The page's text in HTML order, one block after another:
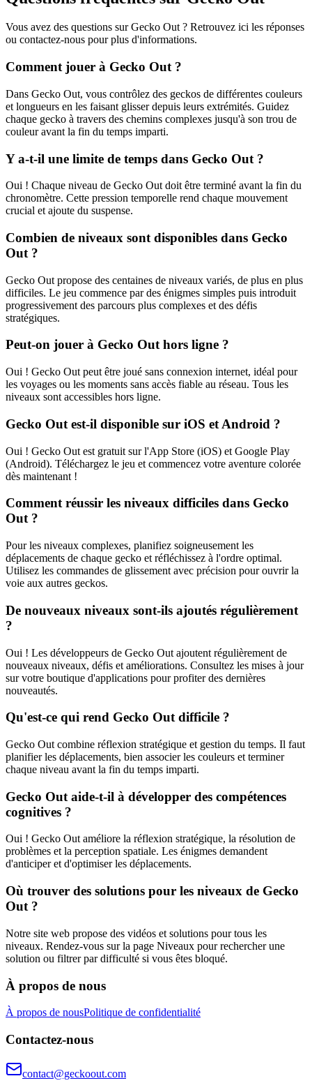
Vous avez des questions sur Gecko Out ? Retrouvez ici les réponses
ou contactez-nous pour plus d'informations.
Comment jouer à Gecko Out ?
Dans Gecko Out, vous contrôlez des geckos de différentes couleurs
et longueurs en les faisant glisser depuis leurs extrémités. Guidez
chaque gecko à travers des chemins complexes jusqu'à son trou de
couleur avant la fin du temps imparti.
Y a-t-il une limite de temps dans Gecko Out ?
Oui ! Chaque niveau de Gecko Out doit être terminé avant la fin du
chronomètre. Cette pression temporelle rend chaque mouvement
crucial et ajoute du suspense.
Combien de niveaux sont disponibles dans Gecko
Out ?
Gecko Out propose des centaines de niveaux variés, de plus en plus
difficiles. Le jeu commence par des énigmes simples puis introduit
progressivement des parcours plus complexes et des défis
stratégiques.
Peut-on jouer à Gecko Out hors ligne ?
Oui ! Gecko Out peut être joué sans connexion internet, idéal pour
les voyages ou les moments sans accès fiable au réseau. Tous les
niveaux sont accessibles hors ligne.
Gecko Out est-il disponible sur iOS et Android ?
Oui ! Gecko Out est gratuit sur l'App Store (iOS) et Google Play
(Android). Téléchargez le jeu et commencez votre aventure colorée
dès maintenant !
Comment réussir les niveaux difficiles dans Gecko
Out ?
Pour les niveaux complexes, planifiez soigneusement les
déplacements de chaque gecko et réfléchissez à l'ordre optimal.
Utilisez les commandes de glissement avec précision pour ouvrir la
voie aux autres geckos.
De nouveaux niveaux sont-ils ajoutés régulièrement
?
Oui ! Les développeurs de Gecko Out ajoutent régulièrement de
nouveaux niveaux, défis et améliorations. Consultez les mises à jour
sur votre boutique d'applications pour profiter des dernières
nouveautés.
Qu'est-ce qui rend Gecko Out difficile ?
Gecko Out combine réflexion stratégique et gestion du temps. Il faut
planifier les déplacements, bien associer les couleurs et terminer
chaque niveau avant la fin du temps imparti.
Gecko Out aide-t-il à développer des compétences
cognitives ?
Oui ! Gecko Out améliore la réflexion stratégique, la résolution de
problèmes et la perception spatiale. Les énigmes demandent
d'anticiper et d'optimiser les déplacements.
Où trouver des solutions pour les niveaux de Gecko
Out ?
Notre site web propose des vidéos et solutions pour tous les
niveaux. Rendez-vous sur la page Niveaux pour rechercher une
solution ou filtrer par difficulté si vous êtes bloqué.
À propos de nous
À propos de nousPolitique de confidentialité
Contactez-nous
contact@geckoout.com